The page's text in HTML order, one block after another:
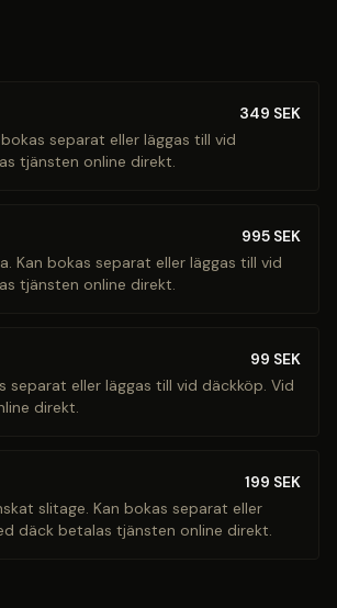
349 SEK
separat eller läggas till vid
tjänsten online direkt.
995 SEK
Kan bokas separat eller läggas till vid
tjänsten online direkt.
99 SEK
eller läggas till vid däckköp. Vid
direkt.
199 SEK
slitage. Kan bokas separat eller
däck betalas tjänsten online direkt.